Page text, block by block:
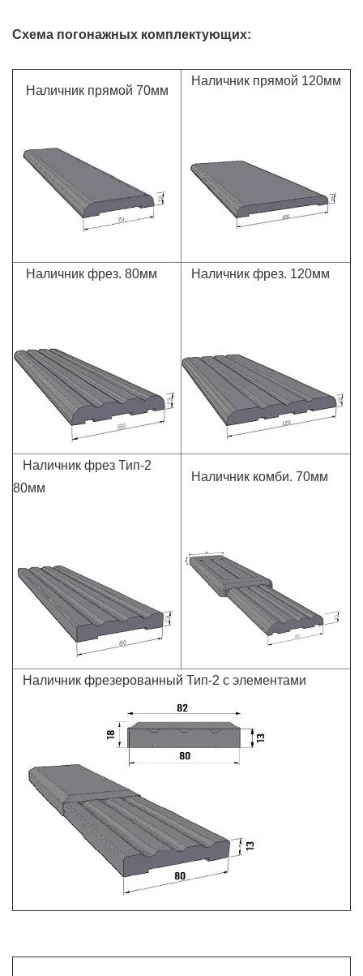
Схема погонажных комплектующих:
Наличник прямой 70мм
Наличник прямой 120мм
Наличник фрез. 80мм Наличник фрез. 120мм
Наличник фрез Тип-2
80мм
Наличник комби. 70мм
Наличник фрезерованный Тип-2 с элементами